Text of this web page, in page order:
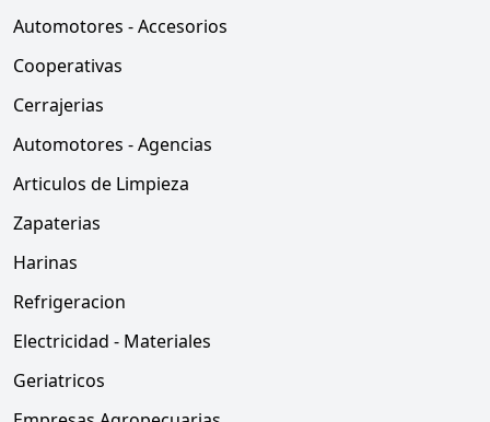
Automotores - Accesorios
Cooperativas
Cerrajerias
Automotores - Agencias
Articulos de Limpieza
Zapaterias
Harinas
Refrigeracion
Electricidad - Materiales
Geriatricos